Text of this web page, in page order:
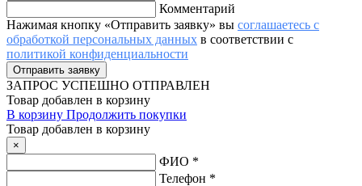
Комментарий
Нажимая кнопку «Отправить заявку» вы соглашаетесь с
обработкой персональных данных в соответствии с
политикой конфиденциальности
ЗАПРОС УСПЕШНО ОТПРАВЛЕН
Товар добавлен в корзину
В корзину Продолжить покупки
Товар добавлен в корзину
×
ФИО *
Телефон *